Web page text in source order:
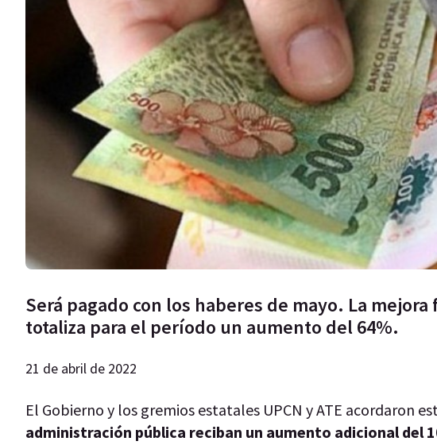
Será pagado con los haberes de mayo. La
totaliza para el período un aumento del 64%.
21 de abril de 2022
El Gobierno y los gremios estatales UPCN y ATE acordaron
administración pública reciban un aumento adicional del